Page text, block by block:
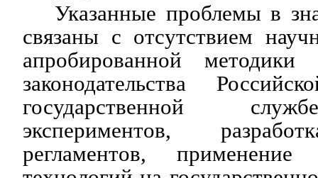
Указанные проблемы в
связаны с отсутствием
апробированной
законодательства
государственной
экспериментов,
регламентов,